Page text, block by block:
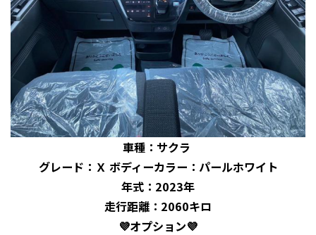
車種：サクラ
グレード ：Ｘ ボディーカラー：パールホワイト
年式：2023年
走行距離：2060キロ
💜オプション💜